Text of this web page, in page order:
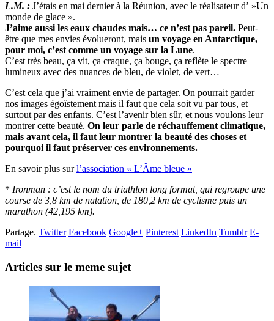
L.M. : J’étais en mai dernier à la Réunion, avec le réalisateur d’ »Un
monde de glace ».
J’aime aussi les eaux chaudes mais… ce n’est pas pareil. Peut-
être que mes envies évolueront, mais un voyage en Antarctique,
pour moi, c’est comme un voyage sur la Lune.
C’est très beau, ça vit, ça craque, ça bouge, ça reflète le spectre
lumineux avec des nuances de bleu, de violet, de vert…
C’est cela que j’ai vraiment envie de partager. On pourrait garder
nos images égoïstement mais il faut que cela soit vu par tous, et
surtout par des enfants. C’est l’avenir bien sûr, et nous voulons leur
montrer cette beauté. On leur parle de réchauffement climatique,
mais avant cela, il faut leur montrer la beauté des choses et
pourquoi il faut préserver ces environnements.
En savoir plus surl’association « L’Âme bleue »
* Ironman : c’est le nom du triathlon long format, qui regroupe une
course de 3,8 km de natation, de 180,2 km de cyclisme puis un
marathon (42,195 km).
Partage. Twitter Facebook Google+ Pinterest LinkedIn Tumblr E-
mail
Articles sur le meme sujet